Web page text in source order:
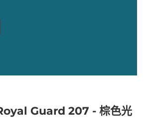
Guard 207 - 棕色光